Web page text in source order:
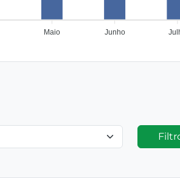
Maio Junho